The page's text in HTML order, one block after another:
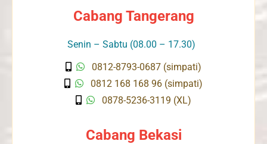
Cabang Tangerang
Senin – Sabtu (08.00 – 17.30)
0812-8793-0687 (simpati)
0812 168 168 96 (simpati)
0878-5236-3119 (XL)
Cabang Bekasi